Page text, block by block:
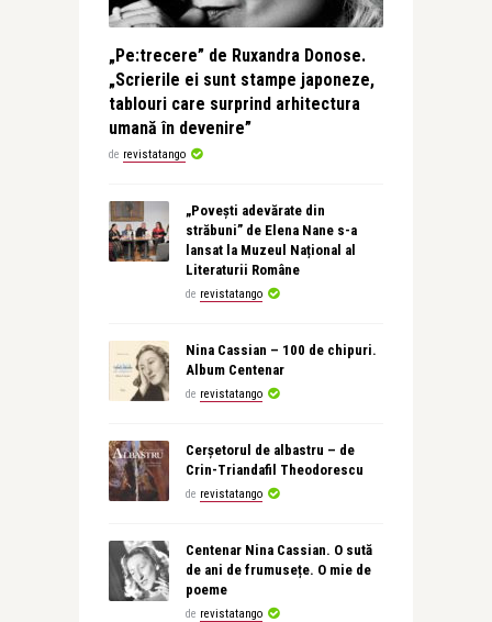
„Pe:trecere” de Ruxandra Donose.
„Scrierile ei sunt stampe japoneze,
tablouri care surprind arhitectura
umană în devenire”
de revistatango
„Povești adevărate din
străbuni” de Elena Nane s-a
lansat la Muzeul Național al
Literaturii Române
de revistatango
Nina Cassian – 100 de chipuri.
Album Centenar
de revistatango
Cerșetorul de albastru – de
Crin-Triandafil Theodorescu
de revistatango
Centenar Nina Cassian. O sută
de ani de frumusețe. O mie de
poeme
de revistatango